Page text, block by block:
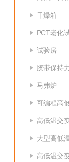
干燥箱
PCT老化
试验房
胶带保持
马弗炉
可编程高
高低温交
大型高低
高低温交